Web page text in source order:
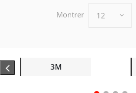
Montrer 12
3M